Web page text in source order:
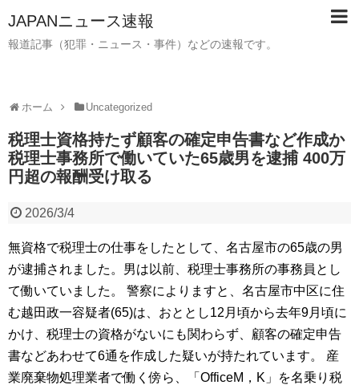
JAPANニュース速報
報道記事（犯罪・ニュース・事件）などの速報です。
ホーム Uncategorized
税理士資格持たず顧客の確定申告書など作成か
税理士事務所で働いていた65歳男を逮捕 400万
円超の報酬受け取る
2026/3/4
無資格で税理士の仕事をしたとして、名古屋市の65歳の男
が逮捕されました。男は以前、税理士事務所の事務員とし
て働いていました。 警察によりますと、名古屋市中区に住
む越田政一容疑者(65)は、おととし12月頃から去年9月頃に
かけ、税理士の資格がないにも関わらず、顧客の確定申告
書などあわせて6通を作成した疑いが持たれています。 産
業廃棄物処理業者で働く傍ら、「OfficeM，K」を名乗り税